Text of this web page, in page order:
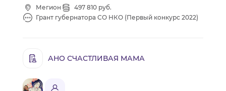
Мегион
497 810 руб.
Грант губернатора СО НКО (Первый конкурс 2022)
АНО СЧАСТЛИВАЯ МАМА